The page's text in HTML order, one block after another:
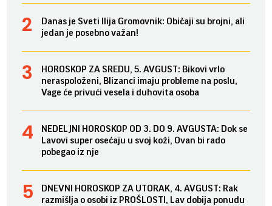
Danas je Sveti Ilija Gromovnik: Običaji su brojni, ali
jedan je posebno važan!
HOROSKOP ZA SREDU, 5. AVGUST: Bikovi vrlo
neraspoloženi, Blizanci imaju probleme na poslu,
Vage će privući vesela i duhovita osoba
NEDELJNI HOROSKOP OD 3. DO 9. AVGUSTA: Dok se
Lavovi super osećaju u svoj koži, Ovan bi rado
pobegao iz nje
DNEVNI HOROSKOP ZA UTORAK, 4. AVGUST: Rak
razmišlja o osobi iz PROŠLOSTI, Lav dobija ponudu